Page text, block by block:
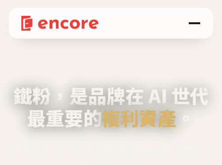
鐵粉，是品牌在 AI 世代
最重要的複利資產 。